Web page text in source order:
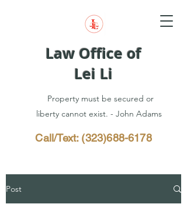
Law Office of
Lei Li
Property must be secured or
liberty cannot exist. - John Adams
Call/Text: (323)688-6178
Post